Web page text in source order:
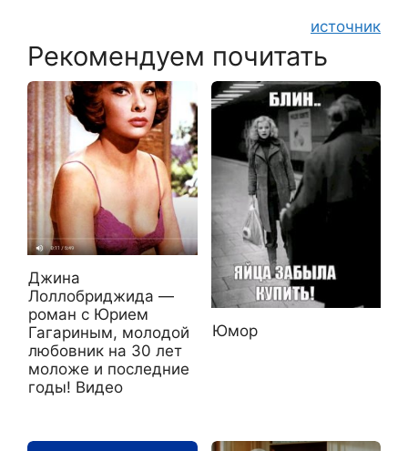
источник
Рекомендуем почитать
Джина
Лоллобриджида —
роман с Юрием
Гагариным, молодой
любовник на 30 лет
моложе и последние
годы! Видео
Юмор